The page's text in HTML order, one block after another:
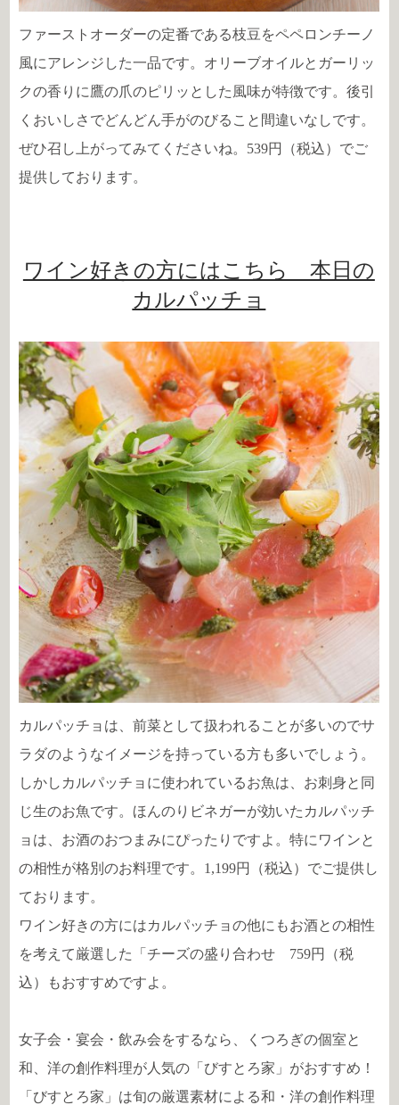
ファーストオーダーの定番である枝豆をペペロンチーノ
風にアレンジした一品です。オリーブオイルとガーリッ
クの香りに鷹の爪のピリッとした風味が特徴です。後引
くおいしさでどんどん手がのびること間違いなしです。
ぜひ召し上がってみてくださいね。539円（税込）でご
提供しております。
ワイン好きの方にはこちら 本日の
カルパッチョ
カルパッチョは、前菜として扱われることが多いのでサ
ラダのようなイメージを持っている方も多いでしょう。
しかしカルパッチョに使われているお魚は、お刺身と同
じ生のお魚です。ほんのりビネガーが効いたカルパッチ
ョは、お酒のおつまみにぴったりですよ。特にワインと
の相性が格別のお料理です。1,199円（税込）でご提供し
ております。
ワイン好きの方にはカルパッチョの他にもお酒との相性
を考えて厳選した「チーズの盛り合わせ 759円（税
込）もおすすめですよ。
女子会・宴会・飲み会をするなら、くつろぎの個室と
和、洋の創作料理が人気の「びすとろ家」がおすすめ！
「びすとろ家」は旬の厳選素材による和・洋の創作料理